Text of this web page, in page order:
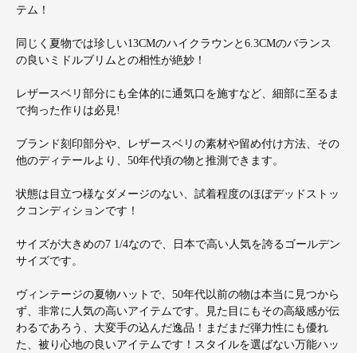
テム！
同じく夏物では珍しい13CMのハイクラウンと6.3CMのバランス
の良いミドルブリムとの相性が絶妙！
レザースベリ部分にも全体的に通気口を施すなど、細部に至るま
で拘った作りは必見!
ブランド刻印部分や、レザースベリの素材や留め付け方法、その
他のディテールより、50年代頃の物と推測できます。
状態は目立つ様なダメージのない、試着程度のほぼデッドストッ
クコンディションです！
サイズが大きめの7 1/4なので、日本で高い人気を誇るゴールデン
サイズです。
ヴィンテージの夏物ハットで、50年代以前の物は本当に見つから
ず、非常に人気の高いアイテムです。見た目にもその高級感が伝
わるであろう、大変手の込んだ逸品！まだまだ弾力性にも優れ
た、被り心地の良いアイテムです！スタイルを選ばない万能ハッ